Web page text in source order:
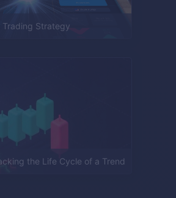
Trading Strategy
the Life Cycle of a Trend